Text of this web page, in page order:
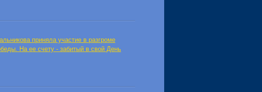
приняла участие в разгроме
На ее счету - забитый в свой День